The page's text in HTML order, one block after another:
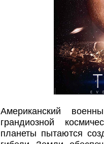
Американский
грандиозной
планеты пытаются